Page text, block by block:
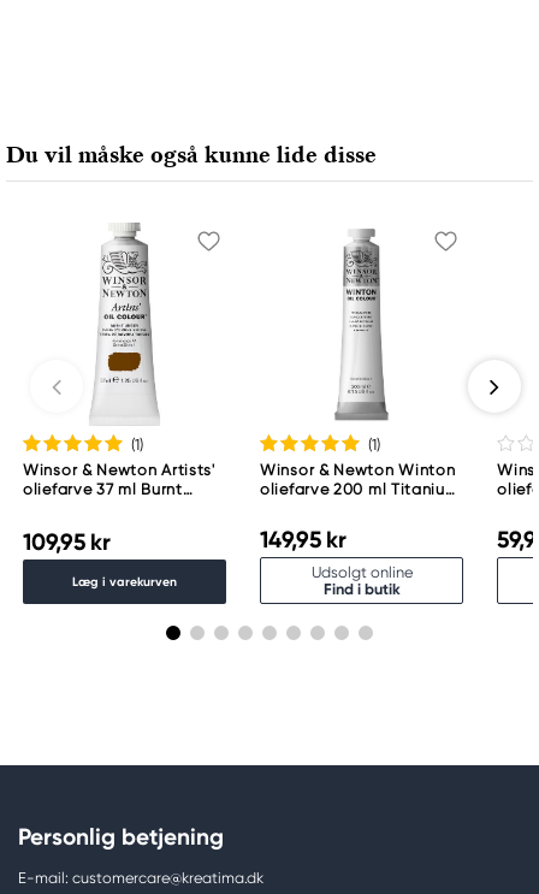
7311 PD Apeldoorn, Netherlands
info@royaltalens.com
Du vil måske også kunne lide disse
(1)
Winsor & Newton Artists'
oliefarve 37 ml Burnt
109,95 kr
Læg i varekurven
(1)
Winsor & Newton Winton
oliefarve 200 ml Titanium
149,95 kr
Udsolgt online
Find i butik
Personlig betjening
E-mail: customercare@kreatima.dk